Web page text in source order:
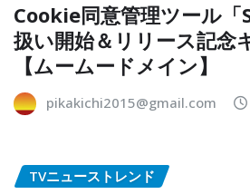
Cookie同意管理ツール「
扱い開始＆リリース記念
【ムームードメイン】
pikakichi2015@gmail.com
TVニューストレンド